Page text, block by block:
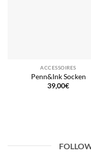
ACCESSOIRES
Penn&Ink Socken
39,00€